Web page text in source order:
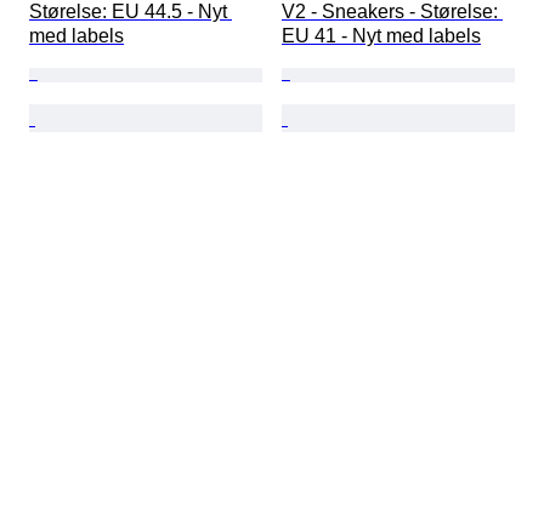
Størelse: EU 44.5 - Nyt
med labels
V2 - Sneakers - Størelse:
EU 41 - Nyt med labels